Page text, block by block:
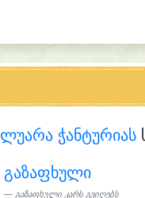
ლუარა ჭანტურიას
გაზაფხული
გაზაფხული კარს გვიღებს